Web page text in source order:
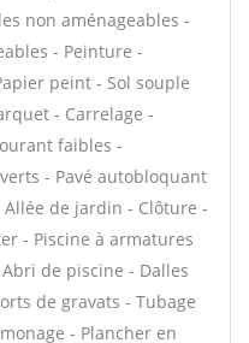
non aménageables -
- Peinture -
peint - Sol souple
- Carrelage -
faibles -
- Pavé autobloquant
de jardin - Clôture -
- Piscine à armatures
de piscine - Dalles
de gravats - Tubage
- Plancher en